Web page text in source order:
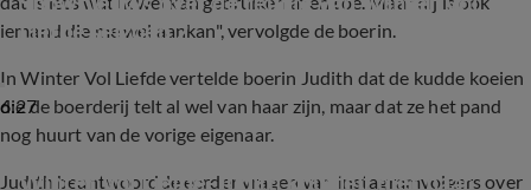
iemand die me wel aankan", vervolgde de boerin.
6:27
Liefde seizoen 2
In Winter Vol Liefde vertelde boerin Judith dat de kudde koeien
die de boerderij telt al wel van haar zijn, maar dat ze het pand
nog huurt van de vorige eigenaar.
Judith beantwoordde eerder vragen van Instagramvolgers over
Winter Vol Liefde-Judith knuffelt met haar